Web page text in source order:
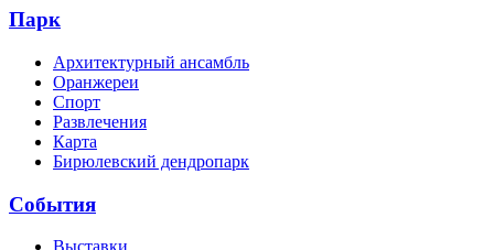
Парк
Архитектурный ансамбль
Оранжереи
Спорт
Развлечения
Карта
Бирюлевский дендропарк
События